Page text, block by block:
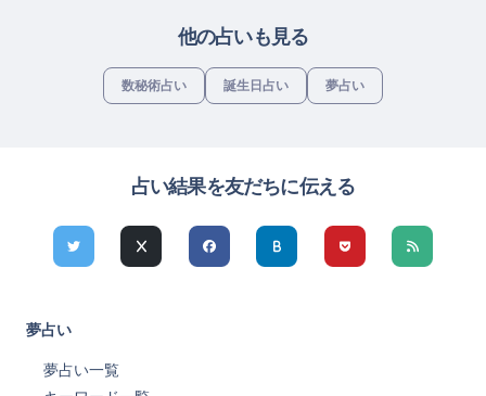
他の占いも見る
数秘術占い 誕生日占い 夢占い
占い結果を友だちに伝える
夢占い
夢占い一覧